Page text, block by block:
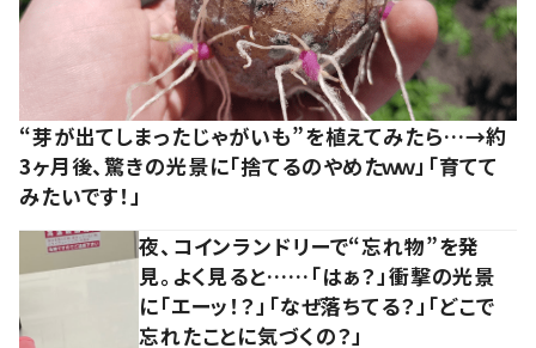
“芽が出てしまったじゃがいも”を植えてみたら…→約
3ヶ月後、驚きの光景に「捨てるのやめたｗｗ」「育てて
みたいです！」
夜、コインランドリーで“忘れ物”を発
見。よく見ると……「はぁ？」衝撃の光景
に「エーッ！？」「なぜ落ちてる？」「どこで
忘れたことに気づくの？」